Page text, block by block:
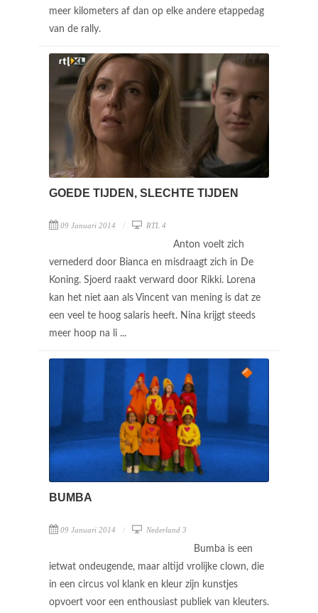
meer kilometers af dan op elke andere etappedag
van de rally.
GOEDE TIJDEN, SLECHTE TIJDEN
09 Januari 2014 RTL 4
Anton voelt zich
vernederd door Bianca en misdraagt zich in De
Koning. Sjoerd raakt verward door Rikki. Lorena
kan het niet aan als Vincent van mening is dat ze
een veel te hoog salaris heeft. Nina krijgt steeds
meer hoop na li ...
BUMBA
09 Januari 2014 Nederland 3
Bumba is een
ietwat ondeugende, maar altijd vrolijke clown, die
in een circus vol klank en kleur zijn kunstjes
opvoert voor een enthousiast publiek van kleuters.